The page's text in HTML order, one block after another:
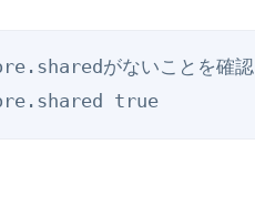
がないことを確認